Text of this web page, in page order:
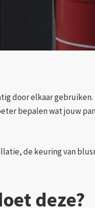
door elkaar gebruiken.
bepalen wat jouw
de keuring van
deze?